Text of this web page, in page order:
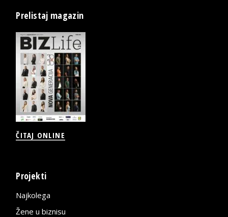
Prelistaj magazin
ČITAJ ONLINE
Projekti
Najkolega
Žene u biznisu